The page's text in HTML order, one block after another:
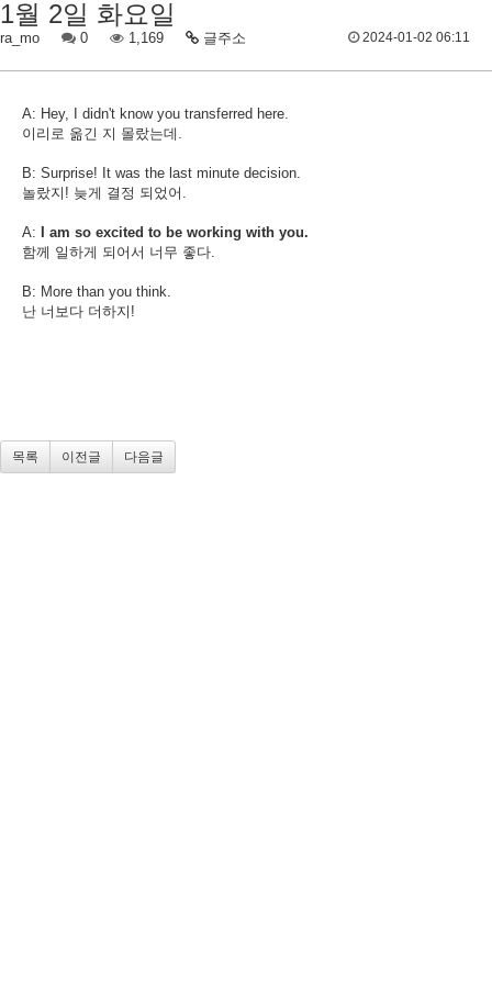
1월 2일 화요일
ra_mo 0 1,169 글주소 2024-01-02 06:11
A: Hey, I didn't know you transferred here.
이리로 옮긴 지 몰랐는데.
B: Surprise! It was the last minute decision.
놀랐지! 늦게 결정 되었어.
A:
I am so excited to be working with you.
함께 일하게 되어서 너무 좋다.
B: More than you think.
난 너보다 더하지!
목록 이전글 다음글